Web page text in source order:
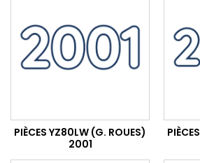
PIÈCES YZ80LW (G. ROUES)
2001